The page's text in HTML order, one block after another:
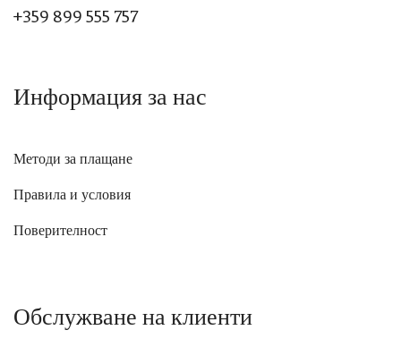
+359 899 555 757
Информация за нас
Методи за плащане
Правила и условия
Поверителност
Обслужване на клиенти